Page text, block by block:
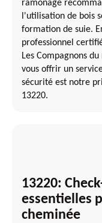
ramonage
l'utilisation de bois
formation de suie.
professionnel
Les Compagnons
vous offrir un
sécurité est notre
13220.
13220:
essentielles
cheminée